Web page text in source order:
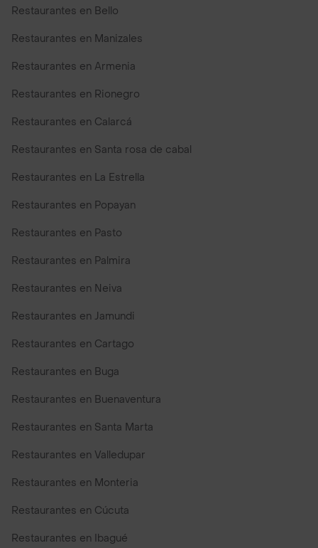
Restaurantes en Bello
Restaurantes en Manizales
Restaurantes en Armenia
Restaurantes en Rionegro
Restaurantes en Calarcá
Restaurantes en Santa rosa de cabal
Restaurantes en La Estrella
Restaurantes en Popayan
Restaurantes en Pasto
Restaurantes en Palmira
Restaurantes en Neiva
Restaurantes en Jamundi
Restaurantes en Cartago
Restaurantes en Buga
Restaurantes en Buenaventura
Restaurantes en Santa Marta
Restaurantes en Valledupar
Restaurantes en Monteria
Restaurantes en Cúcuta
Restaurantes en Ibagué